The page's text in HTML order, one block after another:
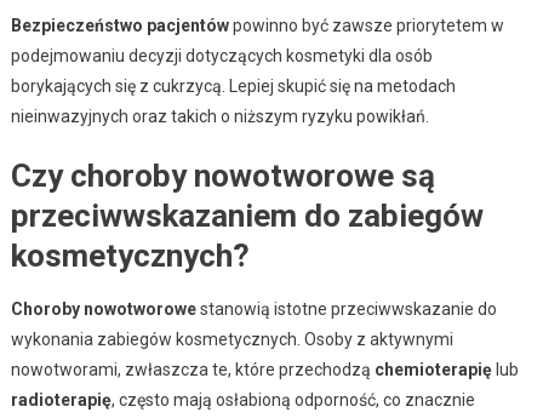
Bezpieczeństwo pacjentówpowinno być zawsze priorytetem w
podejmowaniu decyzji dotyczących kosmetyki dla osób
borykających się z cukrzycą. Lepiej skupić się na metodach
nieinwazyjnych oraz takich o niższym ryzyku powikłań.
Czy choroby nowotworowe są
przeciwwskazaniem do zabiegów
kosmetycznych?
Choroby nowotworowestanowią istotne przeciwwskazanie do
wykonania zabiegów kosmetycznych. Osoby z aktywnymi
nowotworami, zwłaszcza te, które przechodzą chemioterapięlub
radioterapię, często mają osłabioną odporność, co znacznie